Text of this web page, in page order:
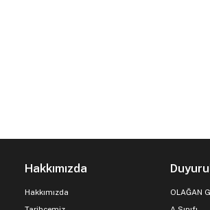
Hakkımızda
Hakkımızda
OLAĞAN